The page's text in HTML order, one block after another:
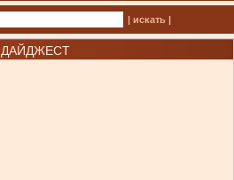
| искать |
ДАЙДЖЕСТ